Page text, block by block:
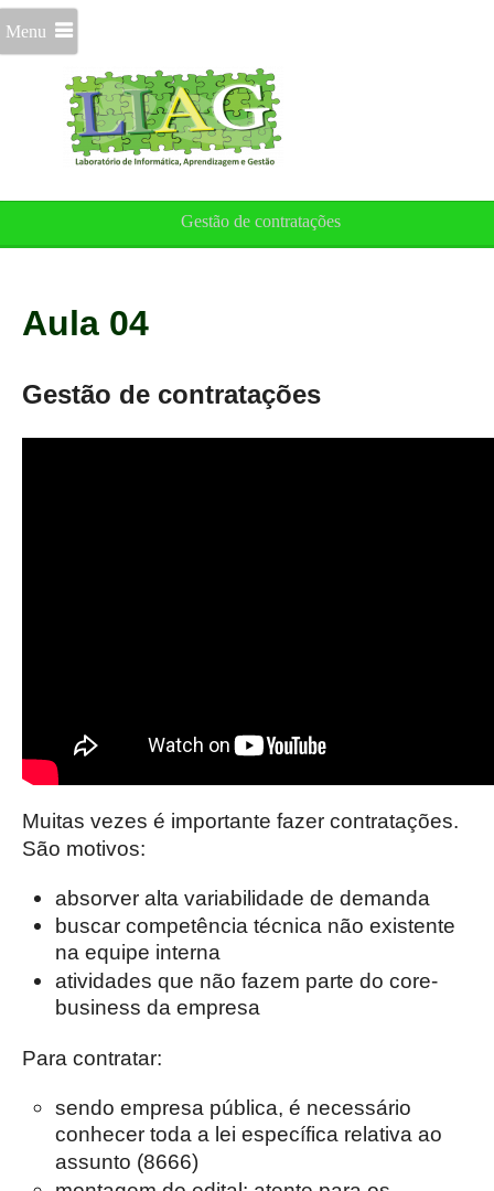
Menu
Gestão de contratações
Aula 04
Gestão de contratações
Muitas vezes é importante fazer contratações.
São motivos:
absorver alta variabilidade de demanda
buscar competência técnica não existente
na equipe interna
atividades que não fazem parte do core-
business da empresa
Para contratar:
sendo empresa pública, é necessário
conhecer toda a lei específica relativa ao
assunto (8666)